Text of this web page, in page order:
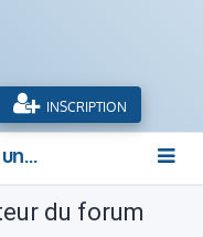
INSCRIPTION
Contacter un administrateur du forum
du forum